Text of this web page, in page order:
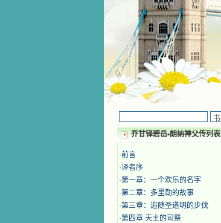
乔甘铎碧岳•朗纳神父传列表
·前言
·译者序
·第一章：一个欢乐的名字
·第二章：多里勒的故事
·第三章：追随圣道明的步伐
·第四章 天主的司祭